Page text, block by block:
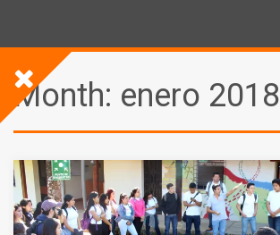
Month: enero 2018